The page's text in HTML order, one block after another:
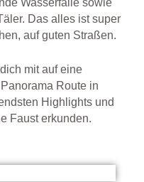
Wasserfälle sowie
Das alles ist super
auf guten Straßen.
mit auf eine
Route in
Highlights und
Faust erkunden.